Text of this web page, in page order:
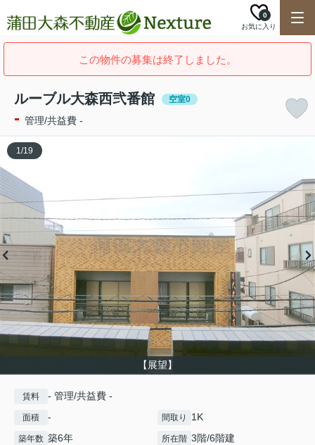
お気に入り
0
この物件の募集は終了しました。
ルーブル大森西弐番館 空室0
- 管理/共益費 -
【展望】
1/19
賃料 - 管理/共益費 -
面積 - 間取り 1K
築年数 築6年 所在階 3階/6階建